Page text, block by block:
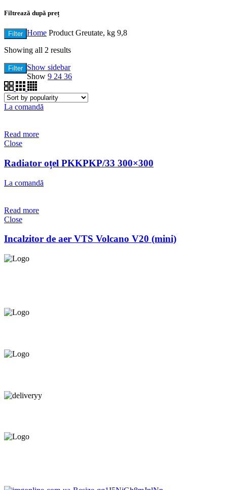
Filtrează după preț
Filter Home Product Greutate, kg 9,8
Showing all 2 results
Filter Show sidebar
Show 9 24 36
La comandă
Read more
Close
Radiator oțel PKKPKP/33 300×300
La comandă
Read more
Close
Incalzitor de aer VTS Volcano V20 (mini)